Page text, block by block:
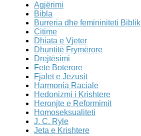
Agjërimi
Bibla
Burreria dhe femininiteti Biblik
Citime
Dhiata e Vjeter
Dhuntitë Frymërore
Drejtësimi
Fete Boterore
Fjalet e Jezusit
Harmonia Raciale
Hedonizmi i Krishtere
Heronjte e Reformimit
Homoseksualiteti
J. C. Ryle
Jeta e Krishtere